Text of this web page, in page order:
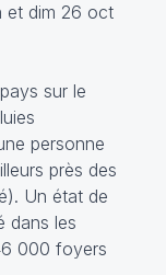
et dim 26 oct
sur le
personne
près des
Un état de
dans les
000 foyers